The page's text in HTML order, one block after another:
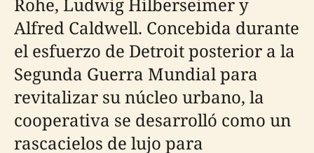
Alfred Caldwell. Concebida durante
el esfuerzo de Detroit posterior a la
Segunda Guerra Mundial para
revitalizar su núcleo urbano, la
cooperativa se desarrolló como un
rascacielos de lujo para